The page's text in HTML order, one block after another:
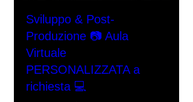
Sviluppo & Post-
Produzione 📷 Aula
Virtuale
PERSONALIZZATA a
richiesta 💻